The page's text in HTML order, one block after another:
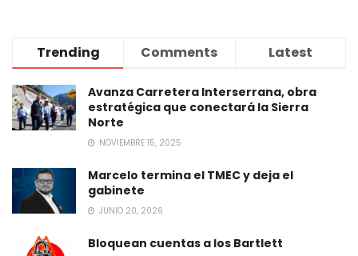
Trending Comments Latest
Avanza Carretera Interserrana, obra
estratégica que conectará la Sierra
Norte
NOVIEMBRE 15, 2025
Marcelo termina el TMEC y deja el
gabinete
JUNIO 20, 2026
Bloquean cuentas a los Bartlett